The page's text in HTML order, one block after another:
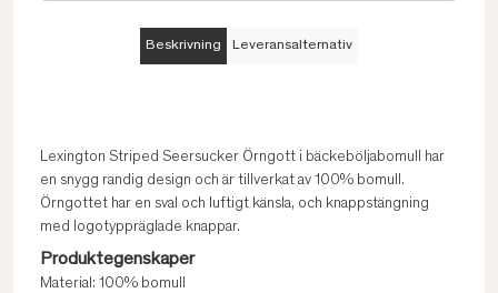
Beskrivning Leveransalternativ
Lexington Striped Seersucker Örngott i bäckeböljabomull har
en snygg randig design och är tillverkat av 100% bomull.
Örngottet har en sval och luftigt känsla, och knappstängning
med logotyppräglade knappar.
Produktegenskaper
Material: 100% bomull